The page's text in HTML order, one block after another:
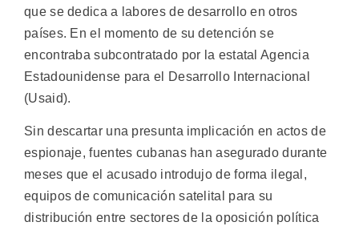
que se dedica a labores de desarrollo en otros
países. En el momento de su detención se
encontraba subcontratado por la estatal Agencia
Estadounidense para el Desarrollo Internacional
(Usaid).
Sin descartar una presunta implicación en actos de
espionaje, fuentes cubanas han asegurado durante
meses que el acusado introdujo de forma ilegal,
equipos de comunicación satelital para su
distribución entre sectores de la oposición política